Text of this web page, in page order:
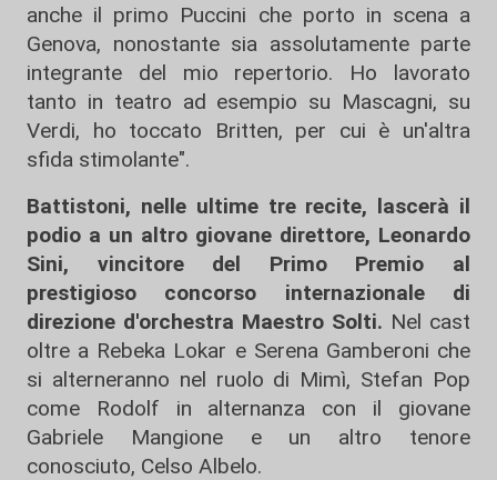
anche il primo Puccini che porto in scena a
Genova, nonostante sia assolutamente parte
integrante del mio repertorio. Ho lavorato
tanto in teatro ad esempio su Mascagni, su
Verdi, ho toccato Britten, per cui è un'altra
sfida stimolante".
Battistoni, nelle ultime tre recite, lascerà il
podio a un altro giovane direttore, Leonardo
Sini, vincitore del Primo Premio al
prestigioso concorso internazionale di
direzione d'orchestra Maestro Solti. Nel cast
oltre a Rebeka Lokar e Serena Gamberoni che
si alterneranno nel ruolo di Mimì, Stefan Pop
come Rodolf in alternanza con il giovane
Gabriele Mangione e un altro tenore
conosciuto, Celso Albelo.